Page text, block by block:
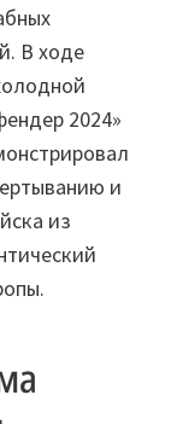
В ходе
2024»
и
из